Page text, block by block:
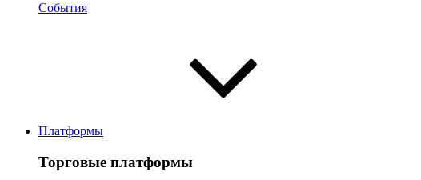
События
Платформы
Торговые платформы